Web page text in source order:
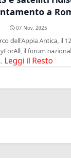
a
07 Nov, 2025
dell'Appia Antica, il
il forum
Leggi il Resto